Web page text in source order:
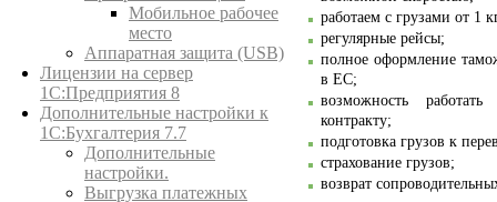
Мобильное рабочее
место
Аппаратная защита (USB)
Лицензии на сервер
1С:Предприятия 8
Дополнительные настройки к
1С:Бухгалтерия 7.7
Дополнительные
настройки.
Выгрузка платежных
работаем с грузами от 1
регулярные рейсы;
полное оформление
в ЕС;
возможность
контракту;
подготовка грузов к
страхование грузов;
возврат